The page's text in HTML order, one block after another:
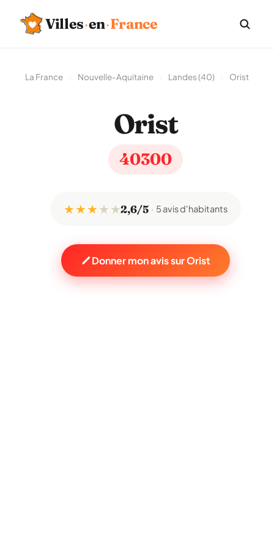
Villes·en·France
La France Nouvelle-Aquitaine Landes (40) Orist
Orist
40300
★ ★ ★★ ★2,6/5 5 avis d'habitants
Donner mon avis sur Orist